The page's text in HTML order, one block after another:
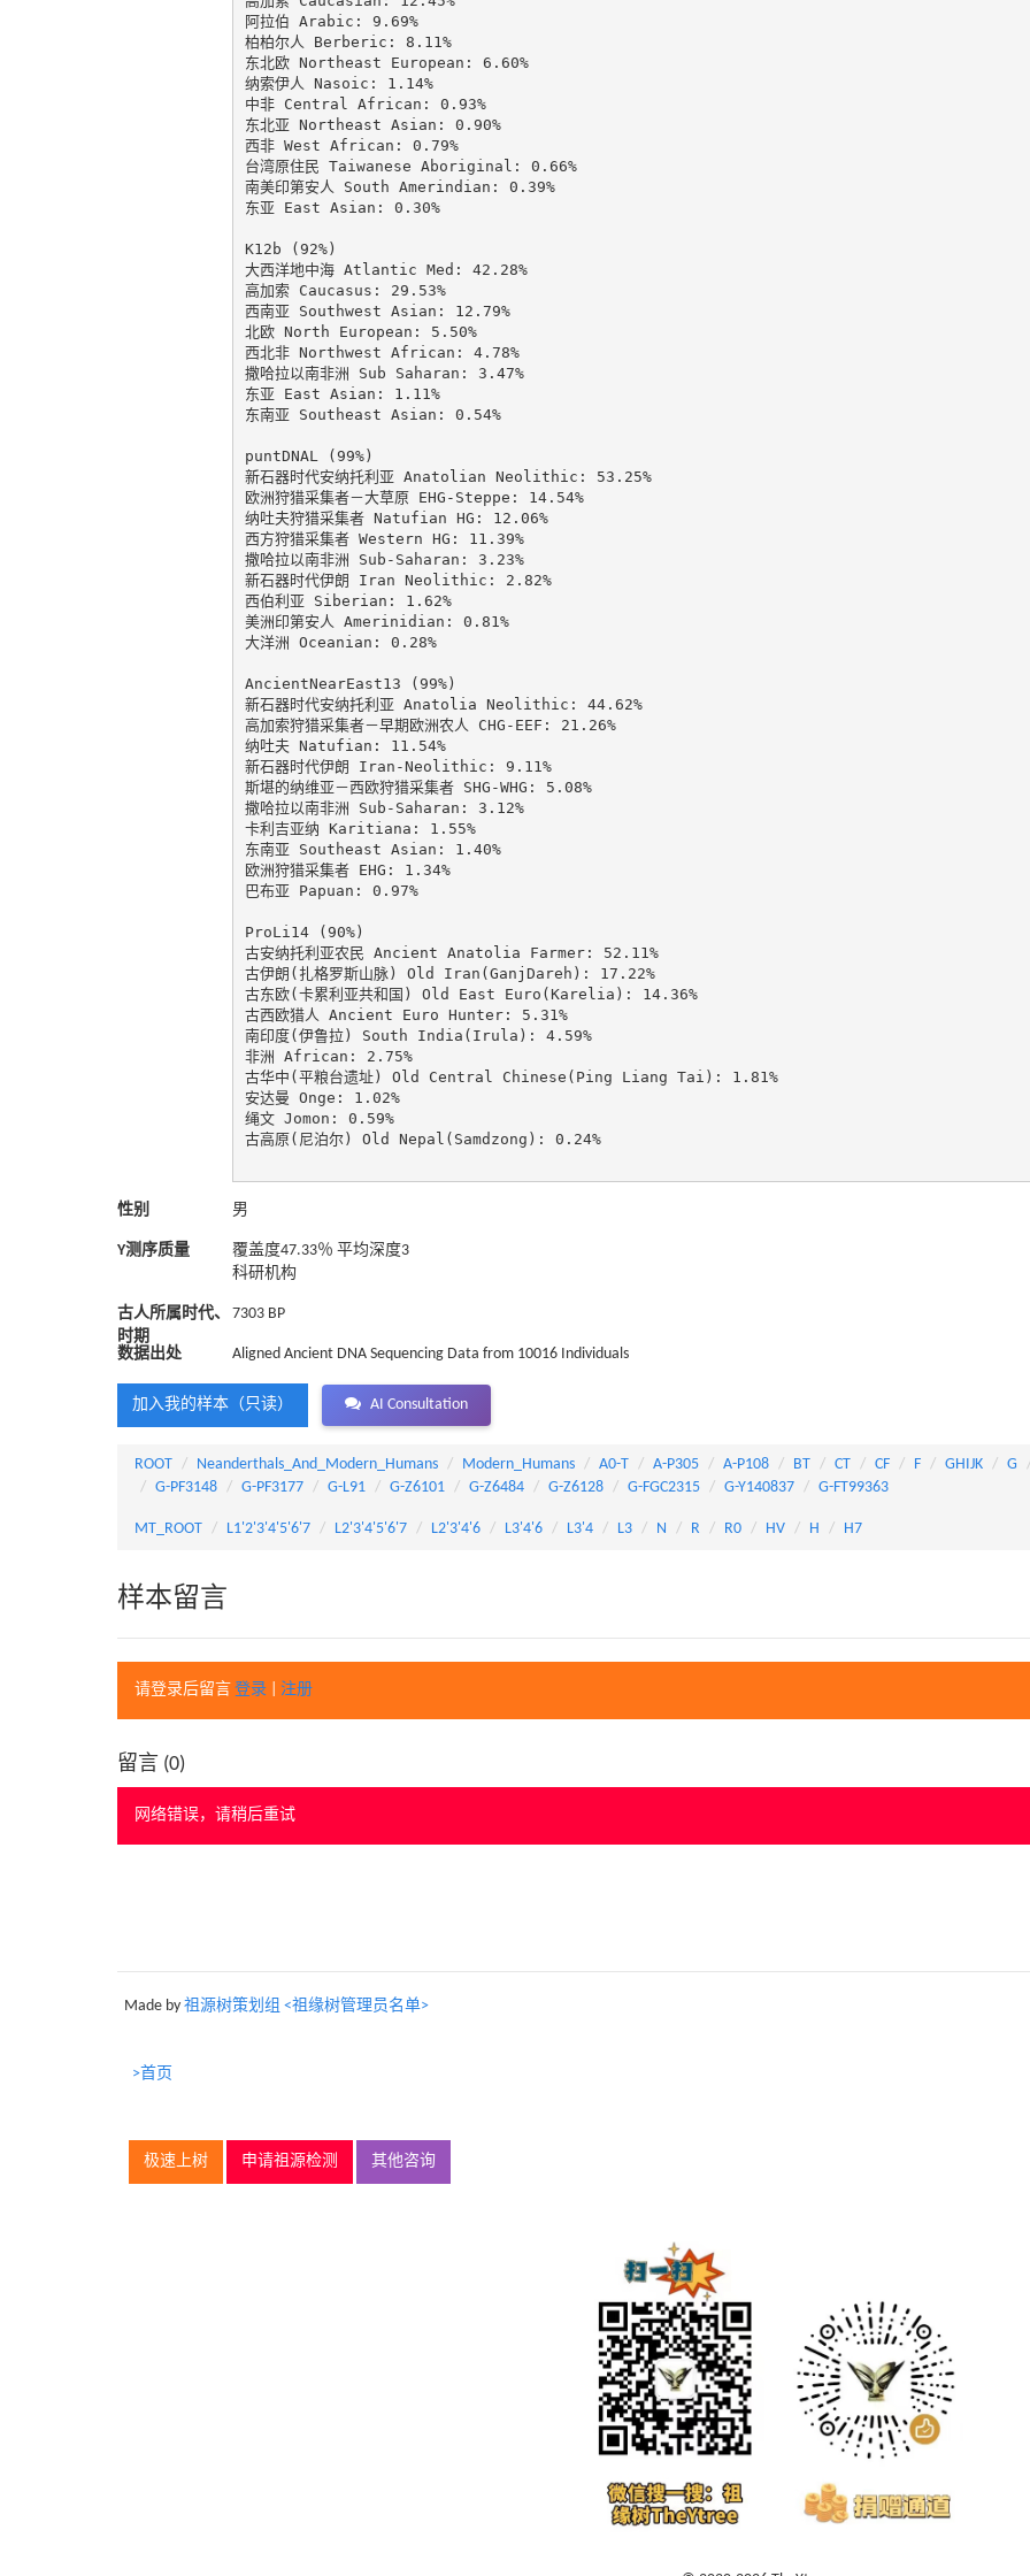
阿拉伯 Arabic: 9.69%
柏柏尔人 Berberic: 8.11%
东北欧 Northeast European: 6.60%
纳索伊人 Nasoic: 1.14%
中非 Central African: 0.93%
东北亚 Northeast Asian: 0.90%
西非 West African: 0.79%
台湾原住民 Taiwanese Aboriginal: 0.66%
南美印第安人 South Amerindian: 0.39%
东亚 East Asian: 0.30%
K12b (92%)
大西洋地中海 Atlantic Med: 42.28%
高加索 Caucasus: 29.53%
西南亚 Southwest Asian: 12.79%
北欧 North European: 5.50%
西北非 Northwest African: 4.78%
撒哈拉以南非洲 Sub Saharan: 3.47%
东亚 East Asian: 1.11%
东南亚 Southeast Asian: 0.54%
puntDNAL (99%)
新石器时代安纳托利亚 Anatolian Neolithic: 53.25%
欧洲狩猎采集者－大草原 EHG-Steppe: 14.54%
纳吐夫狩猎采集者 Natufian HG: 12.06%
西方狩猎采集者 Western HG: 11.39%
撒哈拉以南非洲 Sub-Saharan: 3.23%
新石器时代伊朗 Iran Neolithic: 2.82%
西伯利亚 Siberian: 1.62%
美洲印第安人 Amerinidian: 0.81%
大洋洲 Oceanian: 0.28%
AncientNearEast13 (99%)
新石器时代安纳托利亚 Anatolia Neolithic: 44.62%
高加索狩猎采集者－早期欧洲农人 CHG-EEF: 21.26%
纳吐夫 Natufian: 11.54%
新石器时代伊朗 Iran-Neolithic: 9.11%
斯堪的纳维亚－西欧狩猎采集者 SHG-WHG: 5.08%
撒哈拉以南非洲 Sub-Saharan: 3.12%
卡利吉亚纳 Karitiana: 1.55%
东南亚 Southeast Asian: 1.40%
欧洲狩猎采集者 EHG: 1.34%
巴布亚 Papuan: 0.97%
ProLi14 (90%)
古安纳托利亚农民 Ancient Anatolia Farmer: 52.11%
古伊朗(扎格罗斯山脉) Old Iran(GanjDareh): 17.22%
古东欧(卡累利亚共和国) Old East Euro(Karelia): 14.36%
古西欧猎人 Ancient Euro Hunter: 5.31%
南印度(伊鲁拉) South India(Irula): 4.59%
非洲 African: 2.75%
古华中(平粮台遗址) Old Central Chinese(Ping Liang Tai): 1.81%
安达曼 Onge: 1.02%
绳文 Jomon: 0.59%
古高原(尼泊尔) Old Nepal(Samdzong): 0.24%
性别 男
Y测序质量
覆盖度47.33％ 平均深度3
科研机构
古人所属时代、
时期
7303 BP
数据出处 Aligned Ancient DNA Sequencing Data from 10016 Individuals
加入我的样本（只读） AI Consultation
ROOT Neanderthals_And_Modern_Humans Modern_Humans A0-T A-P305 A-P108 BT CT CF F GHIJK G
G-PF3148
G-PF3177 G-L91 G-Z6101 G-Z6484 G-Z6128 G-FGC2315 G-Y140837 G-FT99363
MT_ROOT L1'2'3'4'5'6'7 L2'3'4'5'6'7 L2'3'4'6 L3'4'6 L3'4 L3 N R R0 HV H H7
样本留言
请登录后留言 登录 注册
留言 (0)
网络错误，请稍后重试
Made by 祖源树策划组 <祖缘树管理员名单>
>首页
极速上树 申请祖源检测 其他咨询